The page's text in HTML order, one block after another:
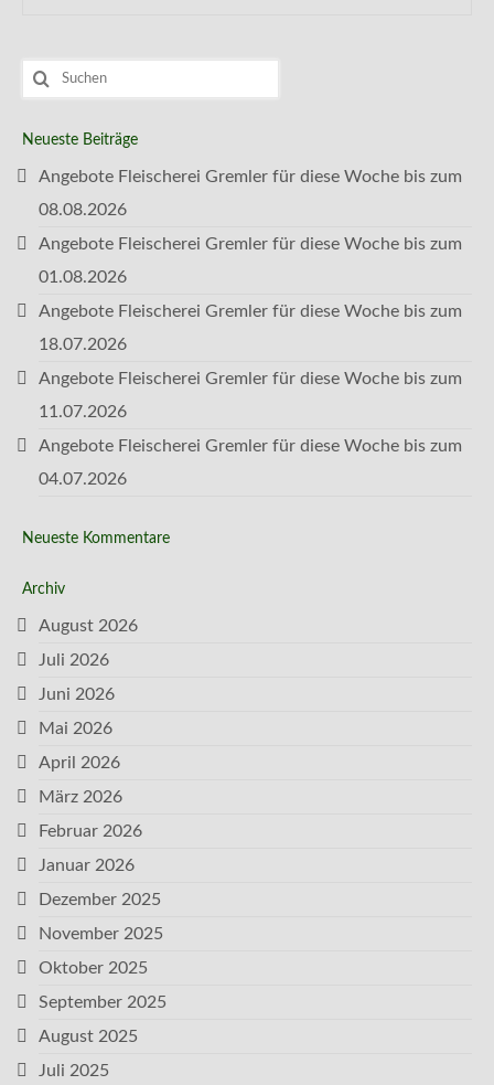
Suchen
nach:
Neueste Beiträge
Angebote Fleischerei Gremler für diese Woche bis zum
08.08.2026
Angebote Fleischerei Gremler für diese Woche bis zum
01.08.2026
Angebote Fleischerei Gremler für diese Woche bis zum
18.07.2026
Angebote Fleischerei Gremler für diese Woche bis zum
11.07.2026
Angebote Fleischerei Gremler für diese Woche bis zum
04.07.2026
Neueste Kommentare
Archiv
August 2026
Juli 2026
Juni 2026
Mai 2026
April 2026
März 2026
Februar 2026
Januar 2026
Dezember 2025
November 2025
Oktober 2025
September 2025
August 2025
Juli 2025